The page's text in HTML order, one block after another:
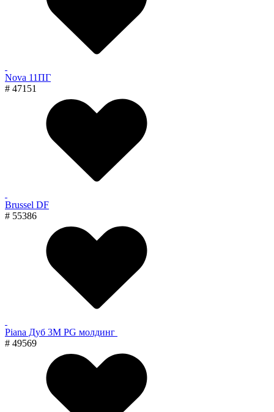
Nova 11ПГ
# 47151
Brussel DF
# 55386
Piana Дуб 3M PG молдинг
# 49569